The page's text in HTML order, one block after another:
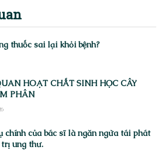
thuốc sai lại khỏi bệnh?
HOẠT CHẤT SINH HỌC CÂY
PHÂN
chính của bác sĩ là ngăn ngừa tái phát
ung thư.